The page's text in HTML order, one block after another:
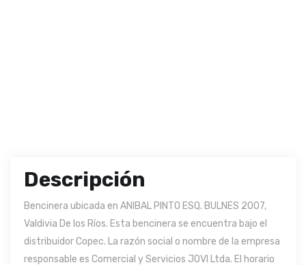
Descripción
Bencinera ubicada en ANIBAL PINTO ESQ. BULNES 2007,
Valdivia De los Ríos. Esta bencinera se encuentra bajo el
distribuidor Copec. La razón social o nombre de la empresa
responsable es Comercial y Servicios JOVI Ltda. El horario